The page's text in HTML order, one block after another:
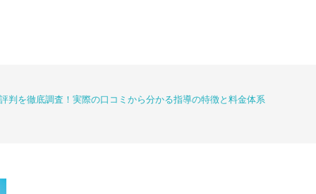
判を徹底調査！実際の口コミから分かる指導の特徴と料金体系